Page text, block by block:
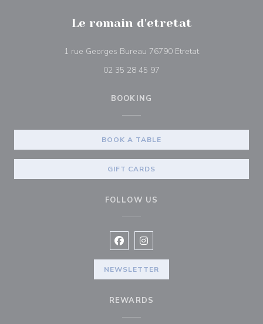
Le romain d'etretat
1 rue Georges Bureau 76790 Etretat((opens in a
02 35 28 45 97
BOOKING
BOOK A TABLE
GIFT CARDS
FOLLOW US
Facebook ((opens in a new
Instagram ((opens in a new
NEWSLETTER
REWARDS